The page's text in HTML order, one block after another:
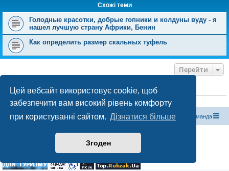
Цей вебсайт використовує cookie, щоб
забезпечити вам високий рівень комфорту
при користуванні сайтом. Дізнатися більше
Згоден
Схожі теми
Голодные красотки, добрые гопники и колдуны вуду - я
нашел лучшую страну Африки, Бенин
Как определить размер скальных туфель
Перейти
ХТО ЗАРАЗ ОНЛАЙН
Зараз переглядають цей форум:ClaudeBot [бот ШІ]і 1 гість
Магазин спорядження Туристичний форум «Рюкзак» Команда
Працює на phpBB® Forum Software © phpBB Limited
Конфіденційність